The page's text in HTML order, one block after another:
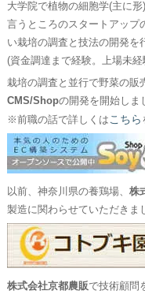
大学院で植物の細胞学(主に
言うところのスタートアップ
い栽培の調査と技法の開発を
(資金調達まで経験。上場未経
栽培の調査と並行で野菜の販
CMS/Shopの開発を開始しま
※前職の話で詳しくは こちら
以前、神奈川県の養鶏場、 株
製造に関わらせていただきま
株式会社京都農販で技術顧問